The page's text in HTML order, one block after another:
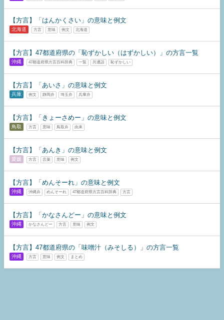
【方言】「はんかくさい」の意味と例文
北海道 方言 意味 例文 北海道
【方言】47都道府県の「恥ずかしい（はずかしい）」の方言一覧
沖縄 47都道府県方言百科辞典 一覧 共通語 恥ずかしい
【方言】「あいさ」の意味と例文
兵庫 例文 静岡弁 埼玉弁 兵庫弁
【方言】「きょーさめー」の意味と例文
鳥取 方言 意味 鳥取弁 由来
【方言】「あんき」の意味と例文
愛媛 方言 言葉 意味 例文
【方言】「めんそーれ」の意味と例文
沖縄 沖縄弁 めんそーれ 47都道府県方言百科辞典 方言
【方言】「かなさんどー」の意味と例文
沖縄 かなさんどー 方言 意味 例文
【方言】47都道府県の「味噌汁（みそしる）」の方言一覧
沖縄 方言 意味 例文 まとめ